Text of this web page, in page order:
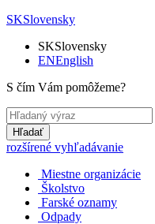
SKSlovensky
SKSlovensky
ENEnglish
S čím Vám pomôžeme?
Hľadať
rozšírené vyhľadávanie
Miestne organizácie
Školstvo
Farské oznamy
Odpady